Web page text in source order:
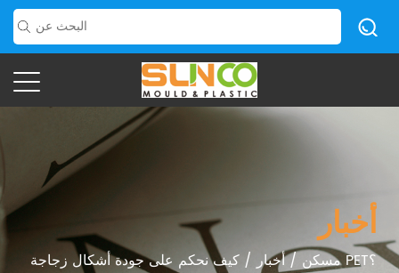
أخبار
مسكن /أخبار / كيف نحكم على جودة أشكال زجاجة PET؟